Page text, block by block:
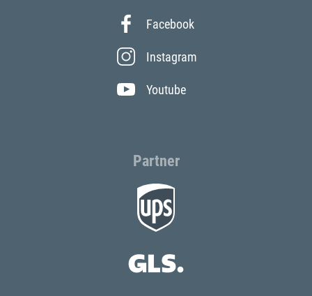
Facebook
Instagram
Youtube
Partner